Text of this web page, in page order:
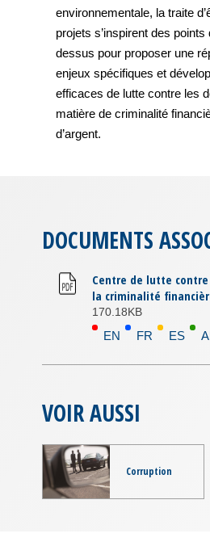
environnementale, la traite
projets s’inspirent des points
dessus pour proposer une
enjeux spécifiques et
efficaces de lutte contre les
matière de criminalité
d’argent.
DOCUMENTS
Centre de lutte
la criminalité
170.18KB
EN FR ES
VOIR AUSSI
Corruption